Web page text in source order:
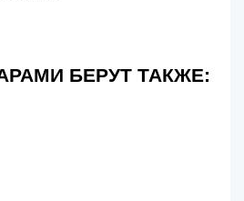
БЕРУТ ТАКЖЕ: